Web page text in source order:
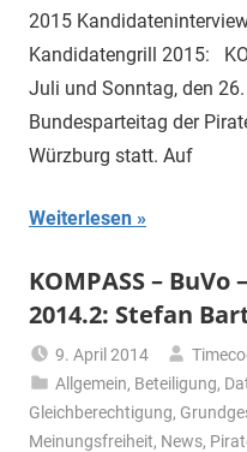
2015
Kandidatengrill 2015:
Juli und Sonntag, den
Bundesparteitag der
Würzburg statt. Auf
Weiterlesen
KOMPASS –
2014.2: Stefan
9. April 2014
Allgemein, Beteiligung,
Gleichberechtigung,
Meinungsfreiheit, News,